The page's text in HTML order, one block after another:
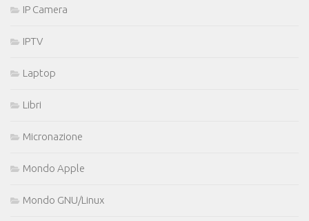
IP Camera
IPTV
Laptop
Libri
Micronazione
Mondo Apple
Mondo GNU/Linux